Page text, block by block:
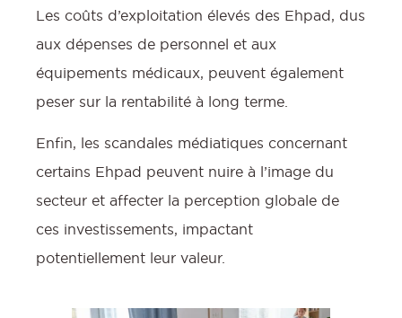
Les coûts d’exploitation élevés des Ehpad, dus
aux dépenses de personnel et aux
équipements médicaux, peuvent également
peser sur la rentabilité à long terme.
Enfin, les scandales médiatiques concernant
certains Ehpad peuvent nuire à l’image du
secteur et affecter la perception globale de
ces investissements, impactant
potentiellement leur valeur.